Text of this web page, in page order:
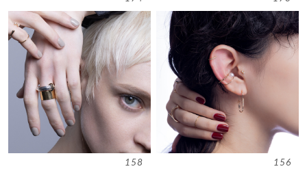
158 156